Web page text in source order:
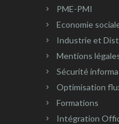
PME-PMI
Economie
Industrie et
Mentions
Sécurité
Optimisation
Formations
Intégration